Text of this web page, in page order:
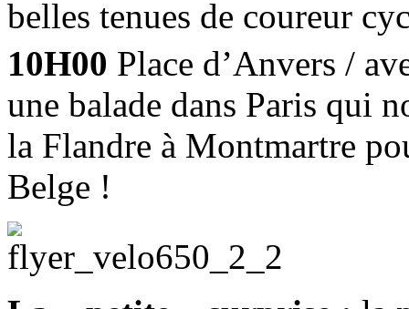
belles tenues de coureur
10H00 Place d’Anvers /
une balade dans Paris qui
la Flandre à Montmartre
Belge !